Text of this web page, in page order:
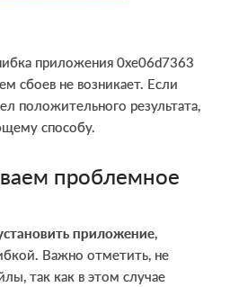
приложения 0xe06d7363
сбоев не возникает. Если
положительного результата,
способу.
проблемное
приложение,
Важно отметить, не
так как в этом случае